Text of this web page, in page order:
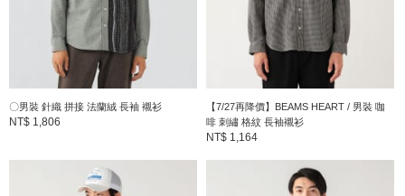
〇男裝 針織 拼接 法蘭絨 長袖 襯衫
NT$ 1,806
【7/27再降價】BEAMS HEART / 男裝 咖
啡 刺繡 格紋 長袖襯衫
NT$ 1,164